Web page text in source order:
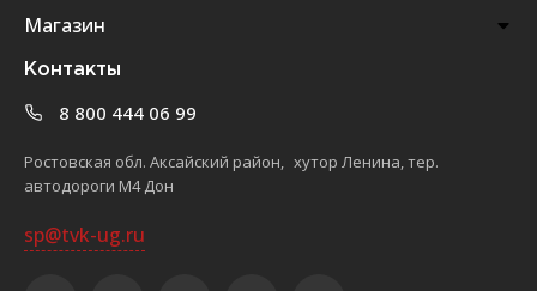
Магазин
Контакты
8 800 444 06 99
Ростовская обл. Аксайский район, хутор Ленина, тер.
автодороги М4 Дон
sp@tvk-ug.ru